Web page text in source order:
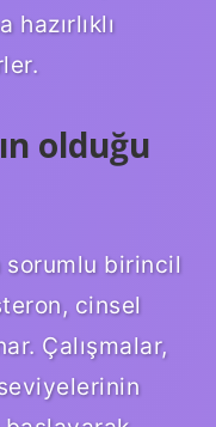
hazırlıklı
olduğu
sorumlu birincil
cinsel
Çalışmalar,